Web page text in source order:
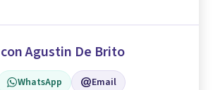
Agustin De Brito
WhatsApp Email